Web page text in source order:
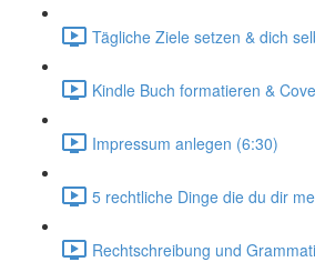
Tägliche Ziele setzen & dich
Kindle Buch formatieren &
Impressum anlegen (6:30)
5 rechtliche Dinge die du dir
Rechtschreibung und